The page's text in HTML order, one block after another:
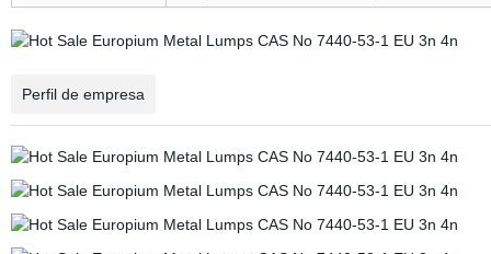
Perfil de empresa